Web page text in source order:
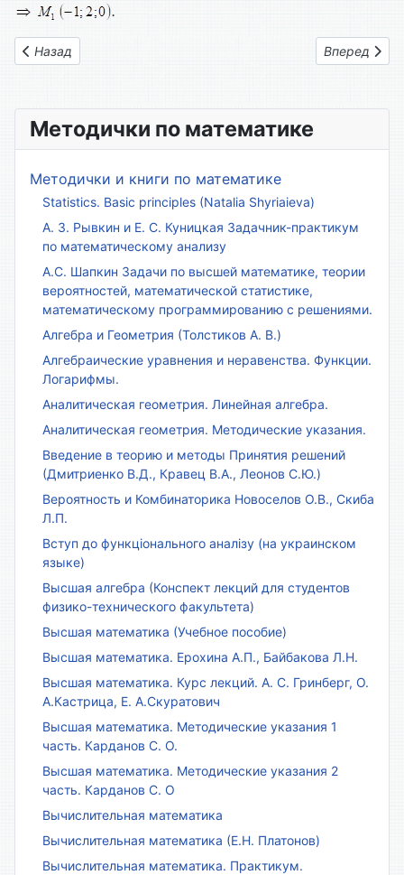
Методички по математике
Методички и книги по математике
Statistics. Basic principles (Natalia Shyriaieva)
А. З. Рывкин и Е. С. Куницкая Задачник-практикум
по математическому анализу
А.С. Шапкин Задачи по высшей математике, теории
вероятностей, математической статистике,
математическому программированию с решениями.
Алгебра и Геометрия (Толстиков А. В.)
Алгебраические уравнения и неравенства. Функции.
Логарифмы.
Аналитическая геометрия. Линейная алгебра.
Аналитическая геометрия. Методические указания.
Введение в теорию и методы Принятия решений
(Дмитриенко В.Д., Кравец В.А., Леонов С.Ю.)
Вероятность и Комбинаторика Новоселов О.В., Скиба
Л.П.
Вступ до функціонального аналізу (на украинском
языке)
Высшая алгебра (Конспект лекций для студентов
физико-технического факультета)
Высшая математика (Учебное пособие)
Высшая математика. Ерохина А.П., Байбакова Л.Н.
Высшая математика. Курс лекций. А. С. Гринберг, О.
А.Кастрица, Е. А.Скуратович
Высшая математика. Методические указания 1
часть. Карданов С. О.
Высшая математика. Методические указания 2
часть. Карданов С. О
Вычислительная математика
Вычислительная математика (Е.Н. Платонов)
Вычислительная математика. Практикум.
.
Предыдущий: Вариант № 09
Назад Следующий:
Вперед